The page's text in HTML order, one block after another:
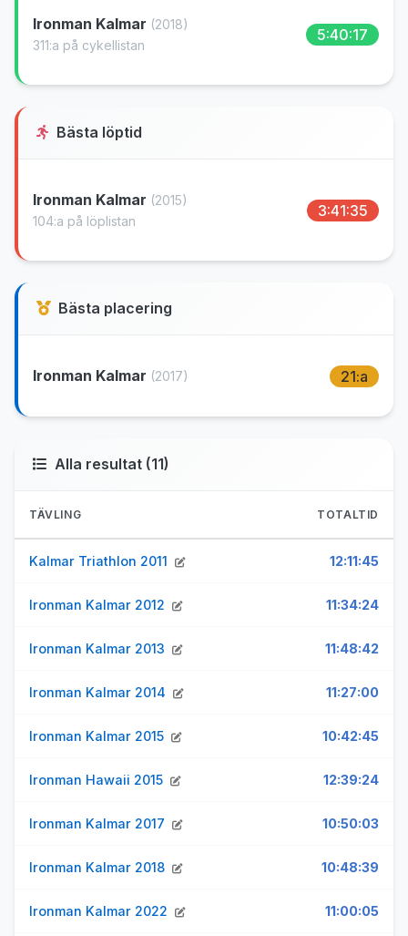
Ironman Kalmar (2018)
311:a på cykellistan
5:40:17
Bästa löptid
Ironman Kalmar (2015)
104:a på löplistan
3:41:35
Bästa placering
Ironman Kalmar (2017) 21:a
Alla resultat (11)
TÄVLING TOTALTID
Kalmar Triathlon 2011 12:11:45
Ironman Kalmar 2012 11:34:24
Ironman Kalmar 2013 11:48:42
Ironman Kalmar 2014 11:27:00
Ironman Kalmar 2015 10:42:45
Ironman Hawaii 2015 12:39:24
Ironman Kalmar 2017 10:50:03
Ironman Kalmar 2018 10:48:39
Ironman Kalmar 2022 11:00:05